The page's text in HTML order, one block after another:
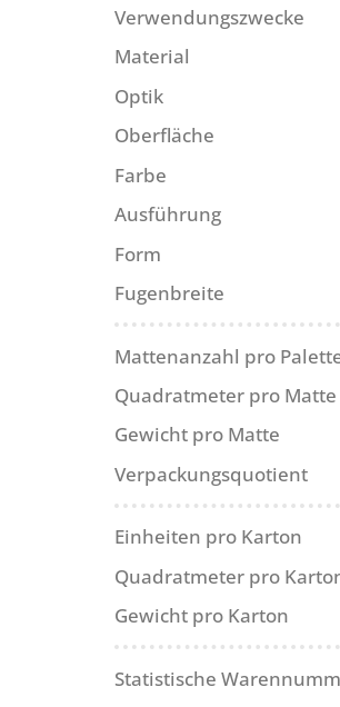
Verwendungszwecke
Material
Optik
Oberfläche
Farbe
Ausführung
Form
Fugenbreite
Mattenanzahl pro
Quadratmeter pro Matte
Gewicht pro Matte
Verpackungsquotient
Einheiten pro Karton
Quadratmeter pro
Gewicht pro Karton
Statistische